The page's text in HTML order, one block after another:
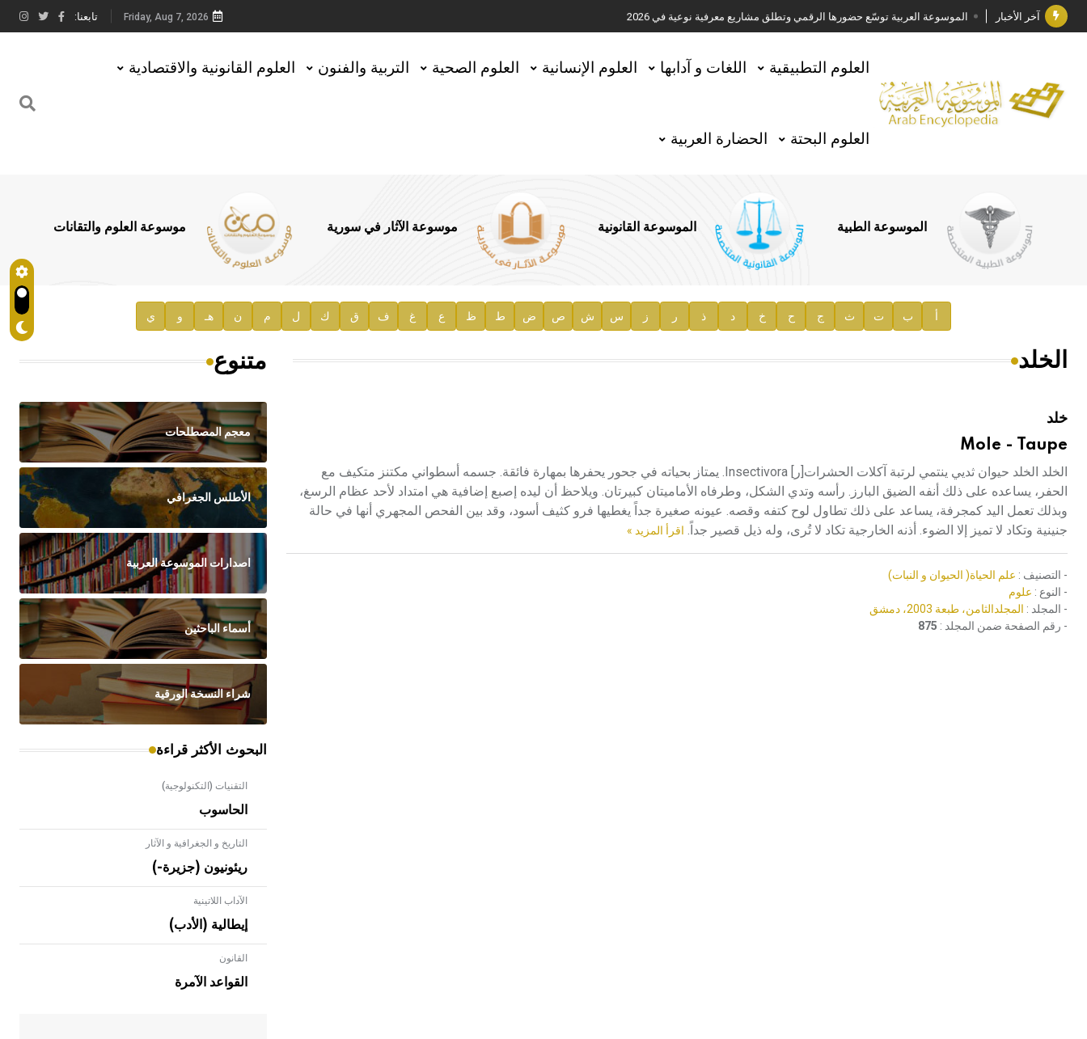
آخر الأخبار الموسوعة العربية توسّع حضورها الرقمي وتطلق مشاريع معرفية نوعية في 2026
جائزة مجمع الملك سلمان العالمي للغة العربية 2025
الأستاذ إياد خالد الطباع مدير عام لهيئة الموسوعة العربية
السيد محمد ياسين صالح وزيرا للثقافة
توصيات مجلس الإدارة
صدور المجلد السابع من موسوعة الآثار في سورية
إعلان..
Friday, Aug 7, 2026 تابعنا:
العلوم التطبيقية اللغات و آدابها العلوم الإنسانية العلوم الصحية التربية والفنون العلوم القانونية والاقتصادية
العلوم البحتة الحضارة العربية
الموسوعة الطبية الموسوعة القانونية موسوعة الآثار في سورية موسوعة العلوم والتقانات
أ ب ت ث ج ح خ د ذ ر ز س ش ص ض ط ظ ع غ ف ق ك ل م ن هـ و ي
الخلد
خلد
Mole - Taupe
الخلد الخلد حيوان ثديي ينتمي لرتبة آكلات الحشرات[ر] Insectivora. يمتاز بحياته في جحور يحفرها بمهارة فائقة. جسمه أسطواني مكتنز متكيف مع
الحفر، يساعده على ذلك أنفه الضيق البارز. رأسه وتدي الشكل، وطرفاه الأماميتان كبيرتان. ويلاحظ أن ليده إصبع إضافية هي امتداد لأحد عظام الرسغ،
وبذلك تعمل اليد كمجرفة، يساعد على ذلك تطاول لوح كتفه وقصه. عيونه صغيرة جداً يغطيها فرو كثيف أسود، وقد بين الفحص المجهري أنها في حالة
جنينية وتكاد لا تميز إلا الضوء. أذنه الخارجية تكاد لا تُرى، وله ذيل قصير جداً. اقرأ المزيد »
- التصنيف : علم الحياة( الحيوان و النبات)
- النوع : علوم
- المجلد : المجلدالثامن، طبعة 2003، دمشق
- رقم الصفحة ضمن المجلد : 875
متنوع
معجم المصطلحات
الأطلس الجغرافي
اصدارات الموسوعة العربية
أسماء الباحثين
شراء النسخة الورقية
البحوث الأكثر قراءة
التقنيات (التكنولوجية)
الحاسوب
التاريخ و الجغرافية و الآثار
ريئونيون (جزيرة-)
الآداب اللاتينية
إيطالية (الأدب)
القانون
القواعد الآمرة
- هل تعلم أن الأبلق نوع من الفنون
الهندسية التي ارتبطت بالعمارة الإسلامية
في بلاد الشام ومصر خاصة، حيث يحرص